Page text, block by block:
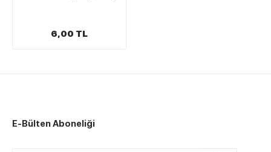
6,00 TL
E-Bülten Aboneliği